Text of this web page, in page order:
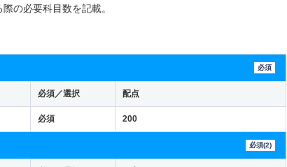
の必要科目数を記載。
必須
必須／選択 配点
必須 200
必須(2)